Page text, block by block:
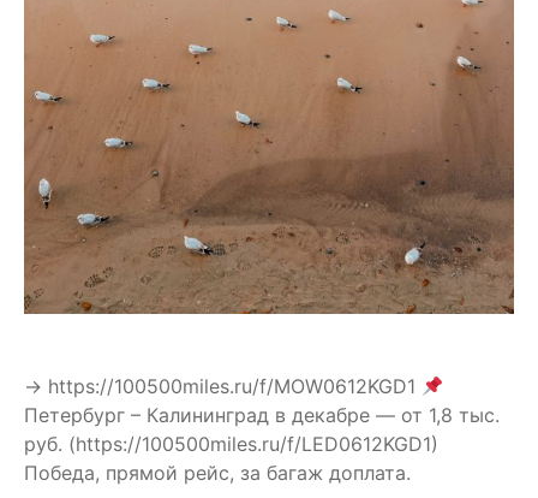
→ https://100500miles.ru/f/MOW0612KGD1
Петербург – Калининград в декабре — от 1,8 тыс.
руб. (https://100500miles.ru/f/LED0612KGD1)
Победа, прямой рейс, за багаж доплата.